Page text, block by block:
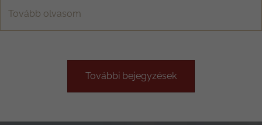
Tovább olvasom
További bejegyzések